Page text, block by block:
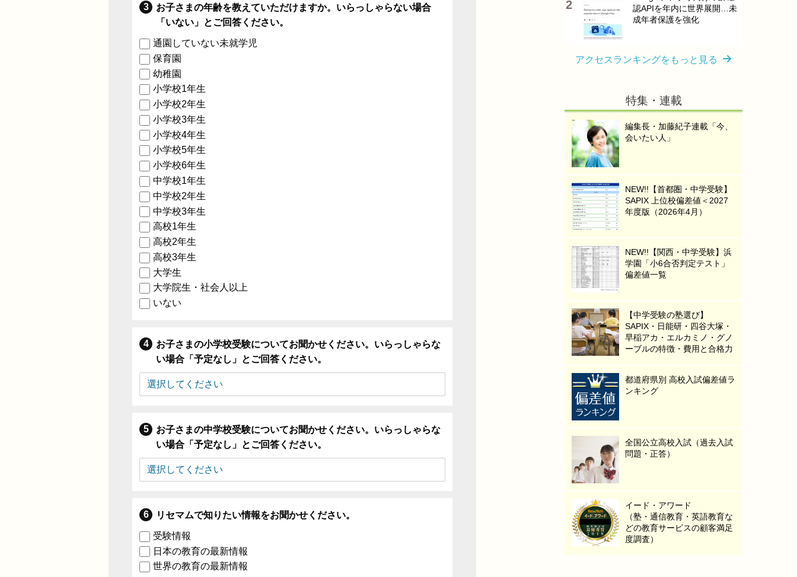
お子さまの年齢を教えていただけますか。いらっしゃらない場合
「いない」とご回答ください。
通園していない未就学児
保育園
幼稚園
小学校1年生
小学校2年生
小学校3年生
小学校4年生
小学校5年生
小学校6年生
中学校1年生
中学校2年生
中学校3年生
高校1年生
高校2年生
高校3年生
大学生
大学院生・社会人以上
いない
お子さまの小学校受験についてお聞かせください。いらっしゃらな
い場合「予定なし」とご回答ください。
お子さまの中学校受験についてお聞かせください。いらっしゃらな
い場合「予定なし」とご回答ください。
リセマムで知りたい情報をお聞かせください。
受験情報
日本の教育の最新情報
世界の教育の最新情報
認APIを年内に世界展開…未
成年者保護を強化
アクセスランキングをもっと見る
特集・連載
編集長・加藤紀子連載「今、
会いたい人」
NEW!!【首都圏・中学受験】
SAPIX 上位校偏差値＜2027
年度版（2026年4月）
NEW!!【関西・中学受験】浜
学園「小6合否判定テスト」
偏差値一覧
【中学受験の塾選び】
SAPIX・日能研・四谷大塚・
早稲アカ・エルカミノ・グノ
ーブルの特徴・費用と合格力
都道府県別 高校入試偏差値ラ
ンキング
全国公立高校入試（過去入試
問題・正答）
イード・アワード
（塾・通信教育・英語教育な
どの教育サービスの顧客満足
度調査）